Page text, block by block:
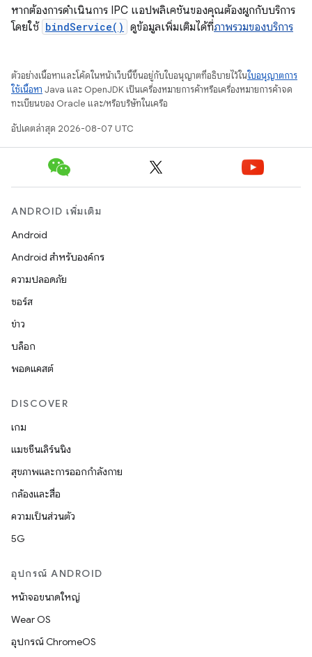
หากต้องการดำเนินการ IPC แอปพลิเคชันของคุณต้องผูกกับบริการ
โดยใช้ bindService() ดูข้อมูลเพิ่มเติมได้ที่ภาพรวมของบริการ
ตัวอย่างเนื้อหาและโค้ดในหน้าเว็บนี้ขึ้นอยู่กับใบอนุญาตที่อธิบายไว้ในใบอนุญาตการ
ใช้เนื้อหา Java และ OpenJDK เป็นเครื่องหมายการค้าหรือเครื่องหมายการค้าจด
ทะเบียนของ Oracle และ/หรือบริษัทในเครือ
อัปเดตล่าสุด 2026-08-07 UTC
ANDROID เพิ่มเติม
Android
Android สำหรับองค์กร
ความปลอดภัย
ซอร์ส
ข่าว
บล็อก
พอดแคสต์
DISCOVER
เกม
แมชชีนเลิร์นนิง
สุขภาพและการออกกำลังกาย
กล้องและสื่อ
ความเป็นส่วนตัว
5G
อุปกรณ์ ANDROID
หน้าจอขนาดใหญ่
Wear OS
อุปกรณ์ ChromeOS